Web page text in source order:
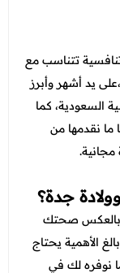
تتناسب مع
يد أشهر وأبرز
السعودية، كما
ما نقدمها من
جدة؟
بالعكس صحتك
الأهمية يحتاج
نوفره لك في